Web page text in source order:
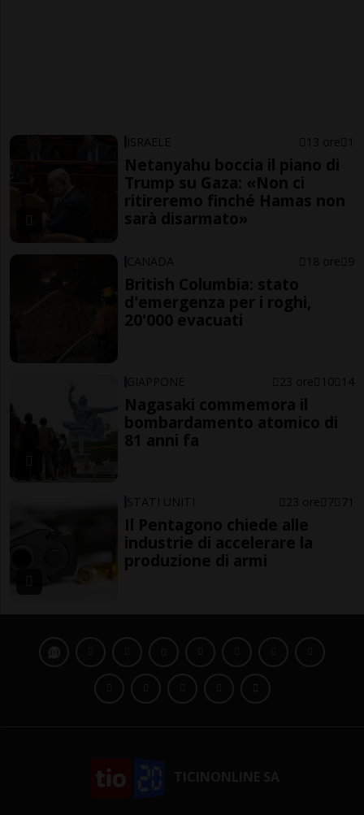
ISRAELE 13 ore 1
Netanyahu boccia il piano di
Trump su Gaza: «Non ci
ritireremo finché Hamas non
sarà disarmato»
CANADA 18 ore 9
British Columbia: stato
d'emergenza per i roghi,
20'000 evacuati
GIAPPONE 23 ore 10 14
Nagasaki commemora il
bombardamento atomico di
81 anni fa
STATI UNITI 23 ore 7 71
Il Pentagono chiede alle
industrie di accelerare la
produzione di armi